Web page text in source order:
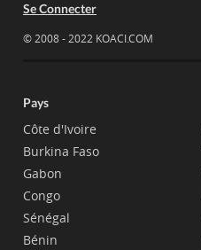
Se Connecter
© 2008 - 2022 KOACI.COM
Pays
Côte d'Ivoire
Burkina Faso
Gabon
Congo
Sénégal
Bénin